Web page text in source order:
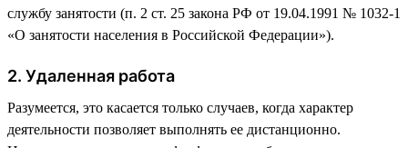
службу занятости (п. 2 ст. 25 закона РФ от 19.04.1991 № 1032-1
«О занятости населения в Российской Федерации»).
2. Удаленная работа
Разумеется, это касается только случаев, когда характер
деятельности позволяет выполнять ее дистанционно.